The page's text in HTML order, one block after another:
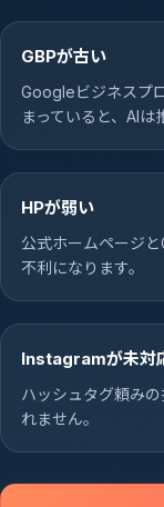
GBPが古い
Googleビジネスプ
まっていると、AIは
HPが弱い
公式ホームページ
不利になります。
Instagramが未対
ハッシュタグ頼み
れません。